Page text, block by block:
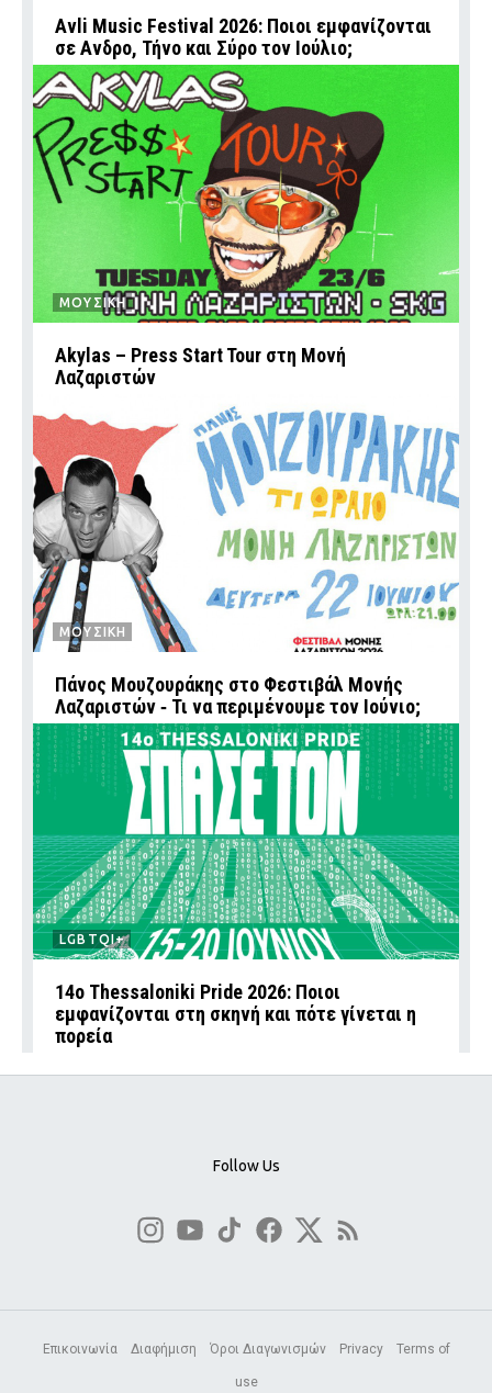
Avli Music Festival 2026: Ποιοι εμφανίζονται
σε Ανδρο, Τήνο και Σύρο τον Ιούλιο;
ΜΟΥΣΙΚΗ
Akylas – Press Start Tour στη Μονή
Λαζαριστών
ΜΟΥΣΙΚΗ
Πάνος Μουζουράκης στο Φεστιβάλ Μονής
Λαζαριστών ‑ Τι να περιμένουμε τον Ιούνιο;
LGBTQI+
14ο Thessaloniki Pride 2026: Ποιοι
εμφανίζονται στη σκηνή και πότε γίνεται η
πορεία
Follow Us
Επικοινωνία Διαφήμιση Όροι Διαγωνισμών Privacy Terms of
use